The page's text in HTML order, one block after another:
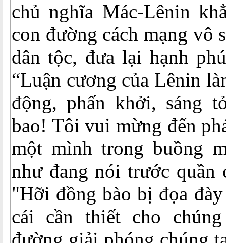
chủ nghĩa Mác-Lênin
con đường cách mạng vô
dân tộc, đưa lại hạnh
“Luận cương của Lênin
động, phấn khởi, sáng
bao! Tôi vui mừng đến
một mình trong buồng
như đang nói trước quần
"Hỡi đồng bào bị đọa
cái cần thiết cho